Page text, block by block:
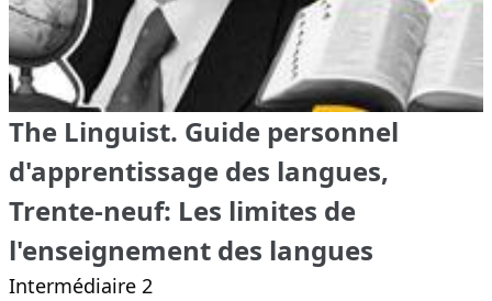
The Linguist. Guide personnel
d'apprentissage des langues,
Trente-neuf: Les limites de
l'enseignement des langues
Intermédiaire 2